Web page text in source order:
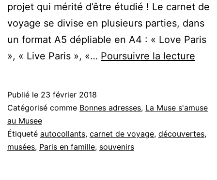
projet qui mérité d’être étudié ! Le carnet de
voyage se divise en plusieurs parties, dans
un format A5 dépliable en A4 : « Love Paris
», « Live Paris », «… Poursuivre la lecture
!
Publié le 23 février 2018
Catégorisé comme Bonnes adresses, La Muse s'amuse
au Musee
Étiqueté autocollants, carnet de voyage, découvertes,
musées, Paris en famille, souvenirs